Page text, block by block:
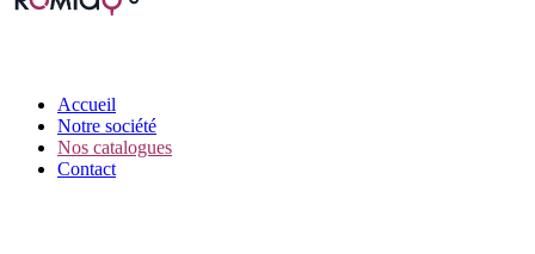
Accueil
Notre société
Nos catalogues
Contact